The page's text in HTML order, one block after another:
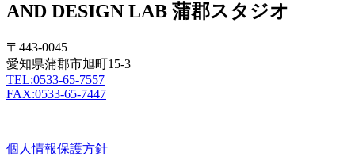
AND DESIGN LAB 蒲郡スタジオ
〒443-0045
愛知県蒲郡市旭町15-3
TEL:0533-65-7557
FAX:0533-65-7447
個人情報保護方針